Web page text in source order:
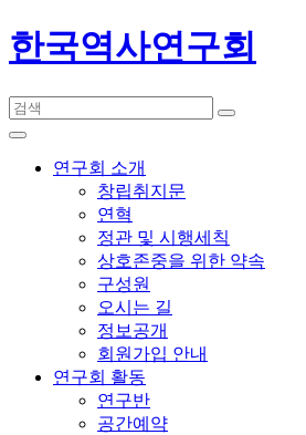
한국역사연구회
연구회 소개
창립취지문
연혁
정관 및 시행세칙
상호존중을 위한 약속
구성원
오시는 길
정보공개
회원가입 안내
연구회 활동
연구반
공간예약